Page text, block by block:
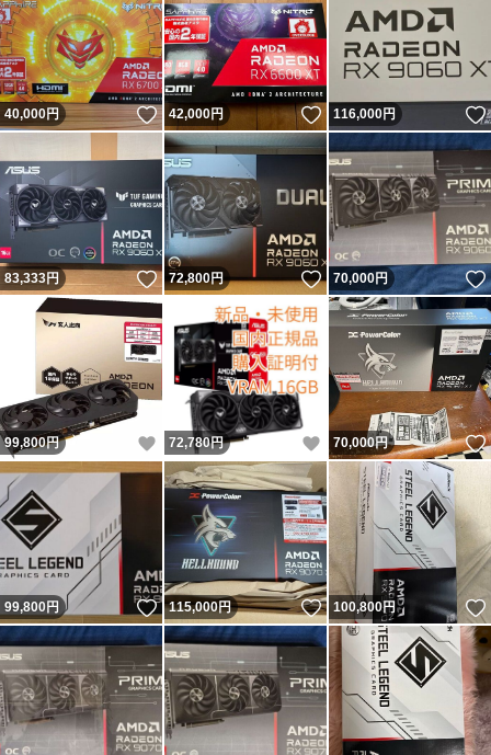
40,000円 いいね！
42,000円 いいね！
116,000円
83,333円 いいね！
72,800円 いいね！
70,000円
99,800円 いいね！
72,780円 いいね！
70,000円
99,800円 いいね！
115,000円 いいね！
100,800円